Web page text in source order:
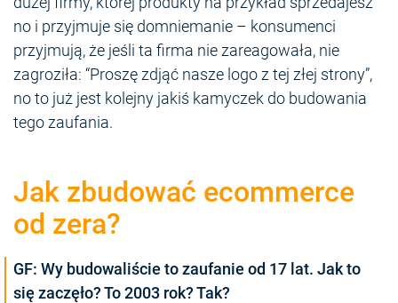
no i przyjmuje się domniemanie – konsumenci
przyjmują, że jeśli ta firma nie zareagowała, nie
zagroziła: “Proszę zdjąć nasze logo z tej złej strony”,
no to już jest kolejny jakiś kamyczek do budowania
tego zaufania.
Jak zbudować ecommerce
od zera?
GF: Wy budowaliście to zaufanie od 17 lat. Jak to
się zaczęło? To 2003 rok? Tak?